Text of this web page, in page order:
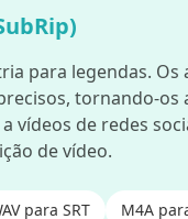
para legendas. Os
tornando-os
vídeos de redes
de vídeo.
para SRT M4A